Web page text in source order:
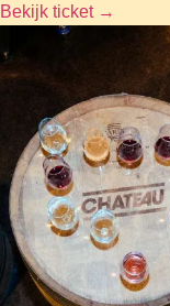
Bekijk ticket →